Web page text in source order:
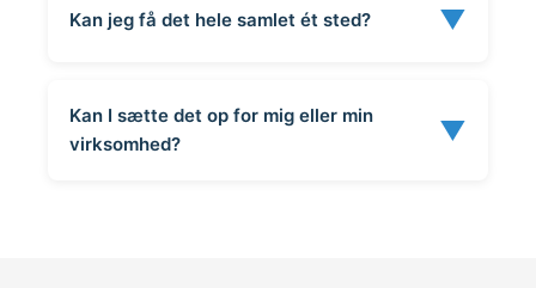
Kan jeg få det hele samlet ét sted? ▼
Kan I sætte det op for mig eller min
virksomhed?
▼